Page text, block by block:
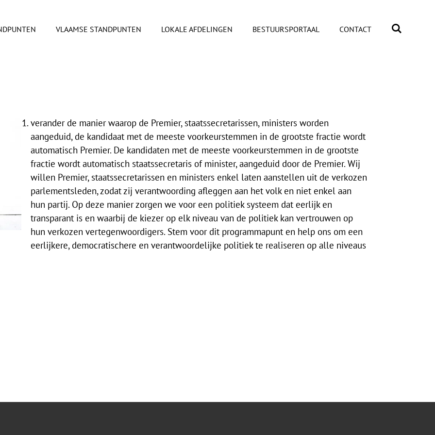
VLAAMSE STANDPUNTEN LOKALE AFDELINGEN BESTUURSPORTAAL CONTACT
verander de manier waarop de Premier, staatssecretarissen, ministers worden
aangeduid, de kandidaat met de meeste voorkeurstemmen in de grootste fractie wordt
automatisch Premier. De kandidaten met de meeste voorkeurstemmen in de grootste
fractie wordt automatisch staatssecretaris of minister, aangeduid door de Premier. Wij
willen Premier, staatssecretarissen en ministers enkel laten aanstellen uit de verkozen
parlementsleden, zodat zij verantwoording afleggen aan het volk en niet enkel aan
hun partij. Op deze manier zorgen we voor een politiek systeem dat eerlijk en
transparant is en waarbij de kiezer op elk niveau van de politiek kan vertrouwen op
hun verkozen vertegenwoordigers. Stem voor dit programmapunt en help ons om een
eerlijkere, democratischere en verantwoordelijke politiek te realiseren op alle niveaus